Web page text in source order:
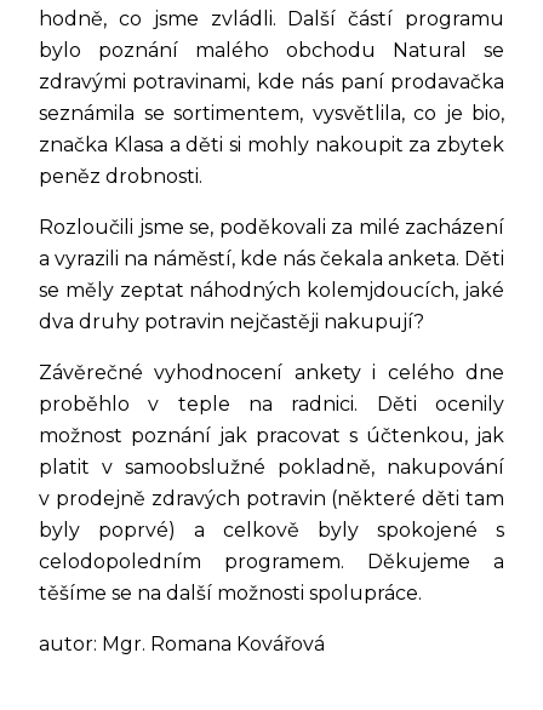
hodně, co jsme zvládli. Další částí programu
bylo poznání malého obchodu Natural se
zdravými potravinami, kde nás paní prodavačka
seznámila se sortimentem, vysvětlila, co je bio,
značka Klasa a děti si mohly nakoupit za zbytek
peněz drobnosti.
Rozloučili jsme se, poděkovali za milé zacházení
a vyrazili na náměstí, kde nás čekala anketa. Děti
se měly zeptat náhodných kolemjdoucích, jaké
dva druhy potravin nejčastěji nakupují?
Závěrečné vyhodnocení ankety i celého dne
proběhlo v teple na radnici. Děti ocenily
možnost poznání jak pracovat s účtenkou, jak
platit v samoobslužné pokladně, nakupování
v prodejně zdravých potravin (některé děti tam
byly poprvé) a celkově byly spokojené s
celodopoledním programem. Děkujeme a
těšíme se na další možnosti spolupráce.
autor: Mgr. Romana Kovářová